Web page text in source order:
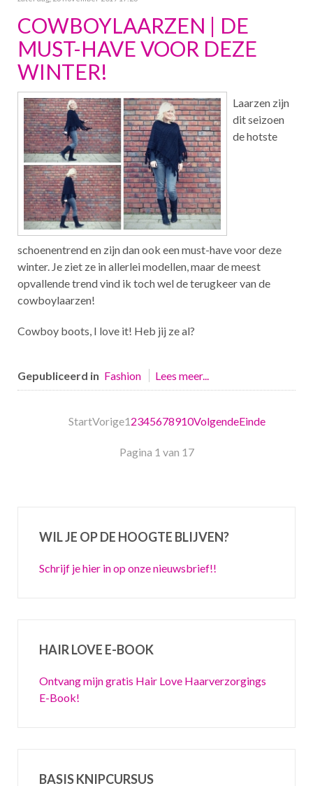
COWBOYLAARZEN | DE
MUST-HAVE VOOR DEZE
WINTER!
Laarzen zijn
dit seizoen
de hotste
schoenentrend en zijn dan ook een must-have voor deze
winter. Je ziet ze in allerlei modellen, maar de meest
opvallende trend vind ik toch wel de terugkeer van de
cowboylaarzen!
Cowboy boots, I love it! Heb jij ze al?
Gepubliceerd in Fashion Lees meer...
StartVorige1 2345678910VolgendeEinde
Pagina 1 van 17
WIL JE OP DE HOOGTE BLIJVEN?
Schrijf je hier in op onze nieuwsbrief!!
HAIR LOVE E-BOOK
Ontvang mijn gratis Hair Love Haarverzorgings
E-Book!
BASIS KNIPCURSUS